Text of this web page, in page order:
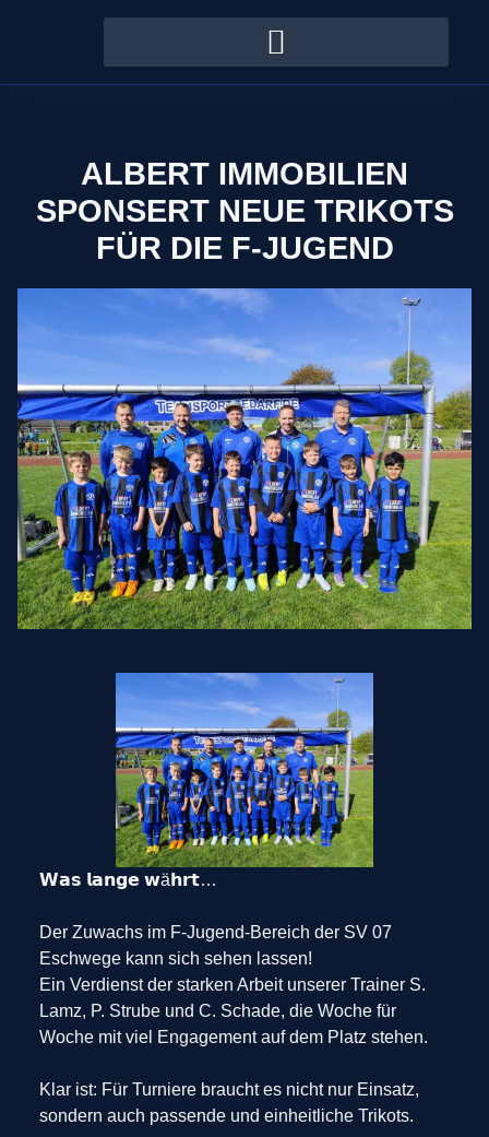
ALBERT IMMOBILIEN
SPONSERT NEUE TRIKOTS
FÜR DIE F-JUGEND
𝗪𝗮𝘀 𝗹𝗮𝗻𝗴𝗲 𝘄ä𝗵𝗿𝘁…
Der Zuwachs im F-Jugend-Bereich der SV 07
Eschwege kann sich sehen lassen!
Ein Verdienst der starken Arbeit unserer Trainer S.
Lamz, P. Strube und C. Schade, die Woche für
Woche mit viel Engagement auf dem Platz stehen.
Klar ist: Für Turniere braucht es nicht nur Einsatz,
sondern auch passende und einheitliche Trikots.